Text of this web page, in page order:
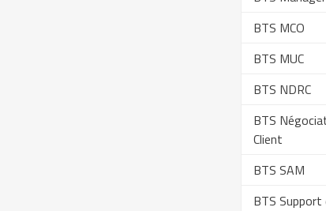
BTS MCO
BTS MUC
BTS NDRC
BTS
Client
BTS SAM
BTS Support